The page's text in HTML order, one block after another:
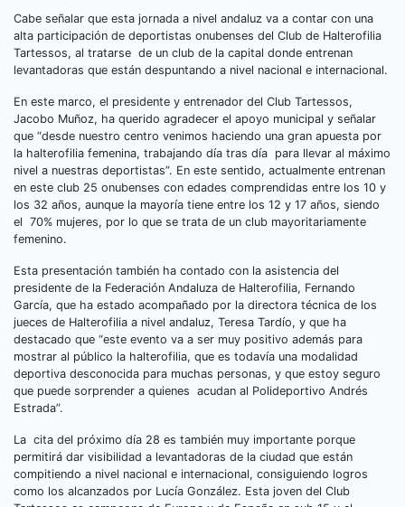
Cabe señalar que esta jornada a nivel andaluz va a contar con una
alta participación de deportistas onubenses del Club de Halterofilia
Tartessos, al tratarse de un club de la capital donde entrenan
levantadoras que están despuntando a nivel nacional e internacional.
En este marco, el presidente y entrenador del Club Tartessos,
Jacobo Muñoz, ha querido agradecer el apoyo municipal y señalar
que “desde nuestro centro venimos haciendo una gran apuesta por
la halterofilia femenina, trabajando día tras día para llevar al máximo
nivel a nuestras deportistas”. En este sentido, actualmente entrenan
en este club 25 onubenses con edades comprendidas entre los 10 y
los 32 años, aunque la mayoría tiene entre los 12 y 17 años, siendo
el 70% mujeres, por lo que se trata de un club mayoritariamente
femenino.
Esta presentación también ha contado con la asistencia del
presidente de la Federación Andaluza de Halterofilia, Fernando
García, que ha estado acompañado por la directora técnica de los
jueces de Halterofilia a nivel andaluz, Teresa Tardío, y que ha
destacado que “este evento va a ser muy positivo además para
mostrar al público la halterofilia, que es todavía una modalidad
deportiva desconocida para muchas personas, y que estoy seguro
que puede sorprender a quienes acudan al Polideportivo Andrés
Estrada”.
La cita del próximo día 28 es también muy importante porque
permitirá dar visibilidad a levantadoras de la ciudad que están
compitiendo a nivel nacional e internacional, consiguiendo logros
como los alcanzados por Lucía González. Esta joven del Club